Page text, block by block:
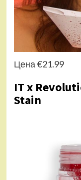
Цена €21.99
IT x
Stain